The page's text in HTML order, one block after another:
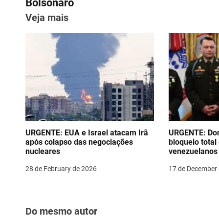
p
t
v
i
g
a
t
i
n
Bolsonaro
Veja mais
URGENTE: EUA e Israel atacam Irã
após colapso das negociações
nucleares
28 de February de 2026
URGENTE:
bloqueio total
17 de
Do mesmo autor